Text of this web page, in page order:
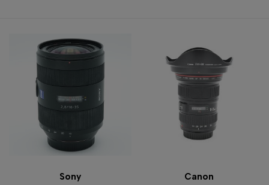
Sony Canon